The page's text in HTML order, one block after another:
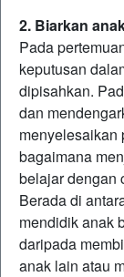
2. Biarkan
Pada
keputusan
dipisahkan.
dan
menyelesaikan
bagaimana
belajar dengan
Berada di
mendidik anak
daripada
anak lain atau